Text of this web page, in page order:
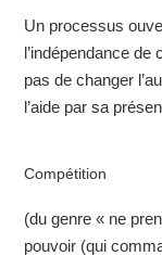
Un processus
l’indépendance
pas de changer
l’aide par sa
Compétition
(du genre « ne
pouvoir (qui